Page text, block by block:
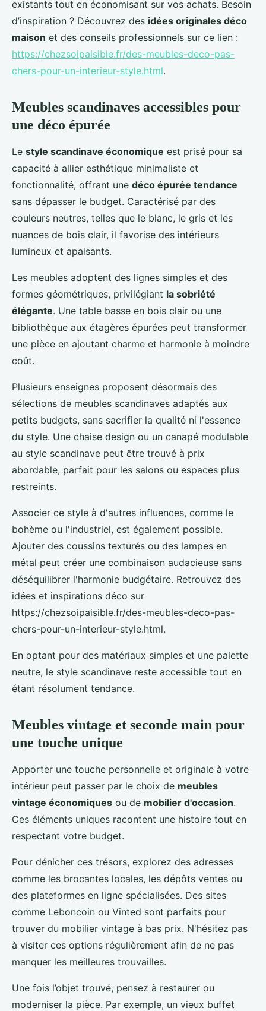
existants tout en économisant sur vos achats. Besoin
d’inspiration ? Découvrez des idées originales déco
maison et des conseils professionnels sur ce lien :
https://chezsoipaisible.fr/des-meubles-deco-pas-
chers-pour-un-interieur-style.html.
Meubles scandinaves accessibles pour
une déco épurée
Le style scandinave économique est prisé pour sa
capacité à allier esthétique minimaliste et
fonctionnalité, offrant une déco épurée tendance
sans dépasser le budget. Caractérisé par des
couleurs neutres, telles que le blanc, le gris et les
nuances de bois clair, il favorise des intérieurs
lumineux et apaisants.
Les meubles adoptent des lignes simples et des
formes géométriques, privilégiant la sobriété
élégante. Une table basse en bois clair ou une
bibliothèque aux étagères épurées peut transformer
une pièce en ajoutant charme et harmonie à moindre
coût.
Plusieurs enseignes proposent désormais des
sélections de meubles scandinaves adaptés aux
petits budgets, sans sacrifier la qualité ni l'essence
du style. Une chaise design ou un canapé modulable
au style scandinave peut être trouvé à prix
abordable, parfait pour les salons ou espaces plus
restreints.
Associer ce style à d'autres influences, comme le
bohème ou l'industriel, est également possible.
Ajouter des coussins texturés ou des lampes en
métal peut créer une combinaison audacieuse sans
déséquilibrer l'harmonie budgétaire. Retrouvez des
idées et inspirations déco sur
https://chezsoipaisible.fr/des-meubles-deco-pas-
chers-pour-un-interieur-style.html.
En optant pour des matériaux simples et une palette
neutre, le style scandinave reste accessible tout en
étant résolument tendance.
Meubles vintage et seconde main pour
une touche unique
Apporter une touche personnelle et originale à votre
intérieur peut passer par le choix de meubles
vintage économiques ou de mobilier d'occasion.
Ces éléments uniques racontent une histoire tout en
respectant votre budget.
Pour dénicher ces trésors, explorez des adresses
comme les brocantes locales, les dépôts ventes ou
des plateformes en ligne spécialisées. Des sites
comme Leboncoin ou Vinted sont parfaits pour
trouver du mobilier vintage à bas prix. N'hésitez pas
à visiter ces options régulièrement afin de ne pas
manquer les meilleures trouvailles.
Une fois l’objet trouvé, pensez à restaurer ou
moderniser la pièce. Par exemple, un vieux buffet